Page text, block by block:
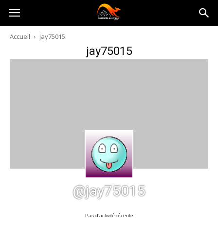
Australia-
australie.com
Accueil jay75015
jay75015
@jay75015
Pas d’activité récente